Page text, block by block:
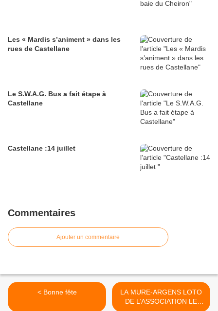
Les « Mardis s’animent » dans les
rues de Castellane
Le S.W.A.G. Bus a fait étape à
Castellane
Castellane :14 juillet
Commentaires
Ajouter un commentaire
< Bonne fête
LA MURE-ARGENS LOTO
DE L’ASSOCIATION LE